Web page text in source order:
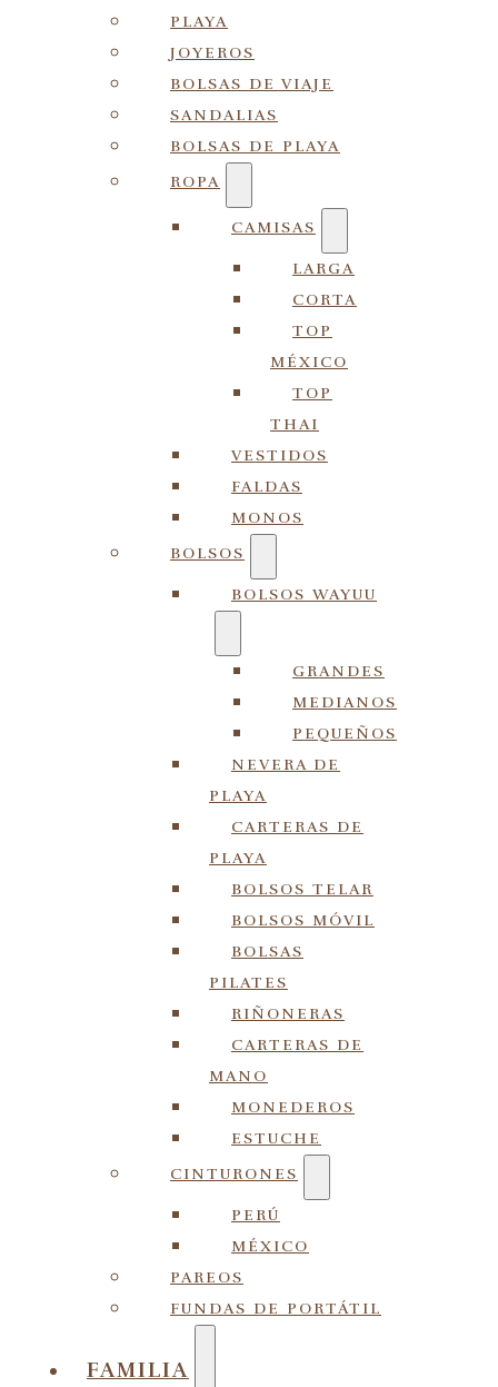
PLAYA
JOYEROS
BOLSAS DE VIAJE
SANDALIAS
BOLSAS DE PLAYA
ROPA
CAMISAS
LARGA
CORTA
TOP
MÉXICO
TOP
THAI
VESTIDOS
FALDAS
MONOS
BOLSOS
BOLSOS WAYUU
GRANDES
MEDIANOS
PEQUEÑOS
NEVERA DE
PLAYA
CARTERAS DE
PLAYA
BOLSOS TELAR
BOLSOS MÓVIL
BOLSAS
PILATES
RIÑONERAS
CARTERAS DE
MANO
MONEDEROS
ESTUCHE
CINTURONES
PERÚ
MÉXICO
PAREOS
FUNDAS DE PORTÁTIL
FAMILIA